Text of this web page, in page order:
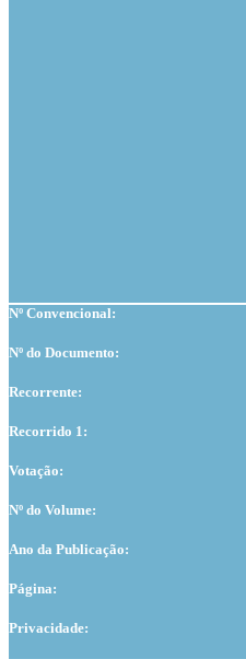
Nº Convencional:
Nº do Documento:
Recorrente:
Recorrido 1:
Votação:
Nº do Volume:
Ano da Publicação:
Página:
Privacidade: